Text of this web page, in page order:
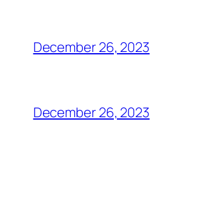
December 26, 2023
December 26, 2023